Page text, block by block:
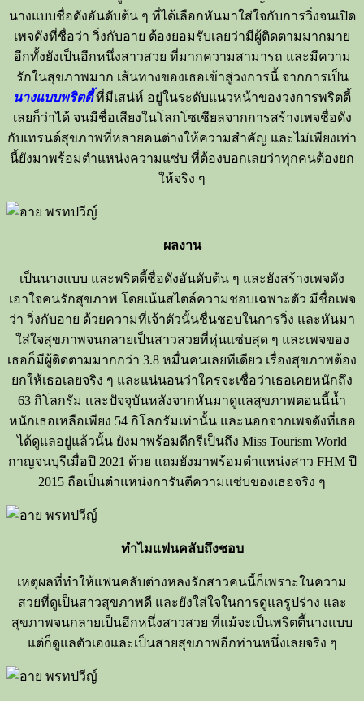
นางแบบชื่อดังอันดับต้น ๆ ที่ได้เลือกหันมาใส่ใจกับการวิ่งจนเปิด
เพจดังที่ชื่อว่า วิ่งกับอาย ต้องยอมรับเลยว่ามีผู้ติดตามมากมาย
อีกทั้งยังเป็นอีกหนึ่งสาวสวย ที่มากความสามารถ และมีความ
รักในสุขภาพมาก เส้นทางของเธอเข้าสู่วงการนี้ จากการเป็น
นางแบบพริตตี้ที่มีเสน่ห์ อยู่ในระดับแนวหน้าของวงการพริตตี้
เลยก็ว่าได้ จนมีชื่อเสียงในโลกโซเชียลจากการสร้างเพจชื่อดัง
กับเทรนด์สุขภาพที่หลายคนต่างให้ความสำคัญ และไม่เพียงเท่า
นี้ยังมาพร้อมตำแหน่งความแซ่บ ที่ต้องบอกเลยว่าทุกคนต้องยก
ให้จริง ๆ
ผลงาน
เป็นนางแบบ และพริตตี้ชื่อดังอันดับต้น ๆ และยังสร้างเพจดัง
เอาใจคนรักสุขภาพ โดยเน้นสไตล์ความชอบเฉพาะตัว มีชื่อเพจ
ว่า วิ่งกับอาย ด้วยความที่เจ้าตัวนั้นชื่นชอบในการวิ่ง และหันมา
ใส่ใจสุขภาพจนกลายเป็นสาวสวยที่หุ่นแซ่บสุด ๆ และเพจของ
เธอก็มีผู้ติดตามมากกว่า 3.8 หมื่นคนเลยทีเดียว เรื่องสุขภาพต้อง
ยกให้เธอเลยจริง ๆ และแน่นอนว่าใครจะเชื่อว่าเธอเคยหนักถึง
63 กิโลกรัม และปัจจุบันหลังจากหันมาดูแลสุขภาพตอนนี้น้ำ
หนักเธอเหลือเพียง 54 กิโลกรัมเท่านั้น และนอกจากเพจดังที่เธอ
ได้ดูแลอยู่แล้วนั้น ยังมาพร้อมดีกรีเป็นถึง Miss Tourism World
กาญจนบุรีเมื่อปี 2021 ด้วย แถมยังมาพร้อมตำแหน่งสาว FHM ปี
2015 ถือเป็นตำแหน่งการันตีความแซ่บของเธอจริง ๆ
ทำไมแฟนคลับถึงชอบ
เหตุผลที่ทำให้แฟนคลับต่างหลงรักสาวคนนี้ก็เพราะในความ
สวยที่ดูเป็นสาวสุขภาพดี และยังใส่ใจในการดูแลรูปร่าง และ
สุขภาพจนกลายเป็นอีกหนึ่งสาวสวย ที่แม้จะเป็นพริตตี้นางแบบ
แต่ก็ดูแลตัวเองและเป็นสายสุขภาพอีกท่านหนึ่งเลยจริง ๆ